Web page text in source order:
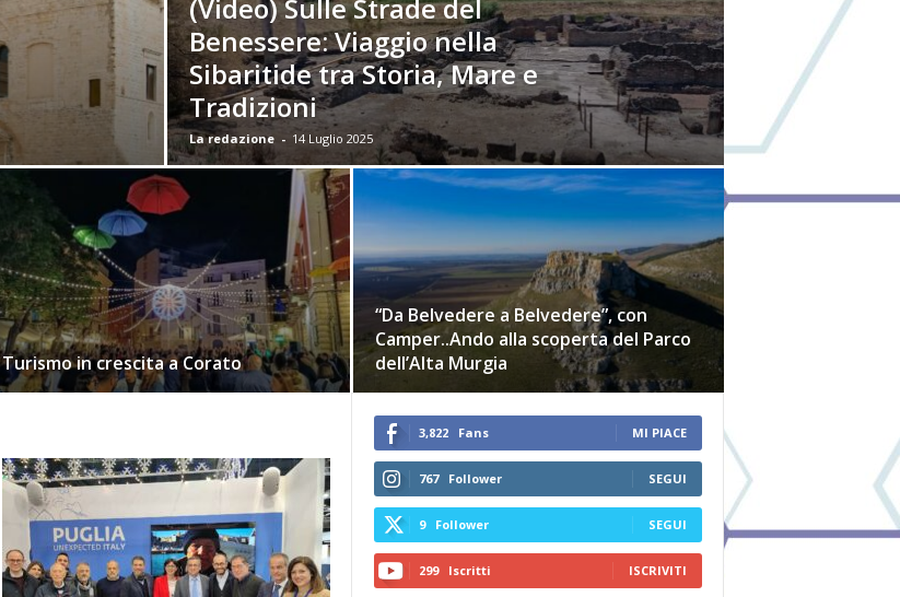
(Video) Sulle Strade del
Benessere: Viaggio nella
Sibaritide tra Storia, Mare e
Tradizioni
La redazione - 14 Luglio 2025
Turismo in crescita a Corato
“Da Belvedere a Belvedere”, con
Camper..Ando alla scoperta del Parco
dell’Alta Murgia
3,822 Fans MI PIACE
767 Follower SEGUI
9 Follower SEGUI
299 Iscritti ISCRIVITI